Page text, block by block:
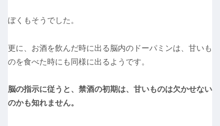
ぼくもそうでした。
更に、お酒を飲んだ時に出る脳内のドーパミンは、甘いも
のを食べた時にも同様に出るようです。
脳の指示に従うと、禁酒の初期は、甘いものは欠かせない
のかも知れません。